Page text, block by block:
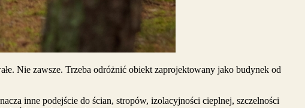
Nie zawsze. Trzeba odróżnić obiekt zaprojektowany jako budynek od
inne podejście do ścian, stropów, izolacyjności cieplnej, szczelności